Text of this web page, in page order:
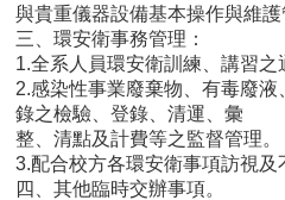
myNTU
English
與貴重儀器設備基本操作與維護
三、環安衛事務管理：
1.全系人員環安衛訓練、講習之
2.感染性事業廢棄物、有毒廢
錄之檢驗、登錄、清運、彙
整、清點及計費等之監督管理。
3.配合校方各環安衛事項訪視及
四、其他臨時交辦事項。